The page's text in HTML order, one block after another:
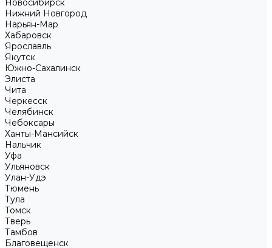
Новосибирск
Нижний Новгород
Нарьян-Мар
Хабаровск
Ярославль
Якутск
Южно-Сахалинск
Элиста
Чита
Черкесск
Челябинск
Чебоксары
Ханты-Мансийск
Нальчик
Уфа
Ульяновск
Улан-Удэ
Тюмень
Тула
Томск
Тверь
Тамбов
Благовещенск